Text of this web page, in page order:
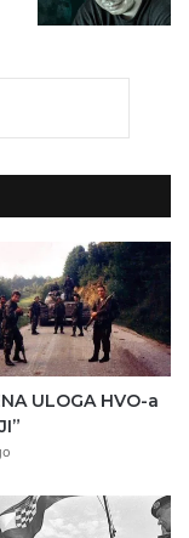
ULOGA HVO-a